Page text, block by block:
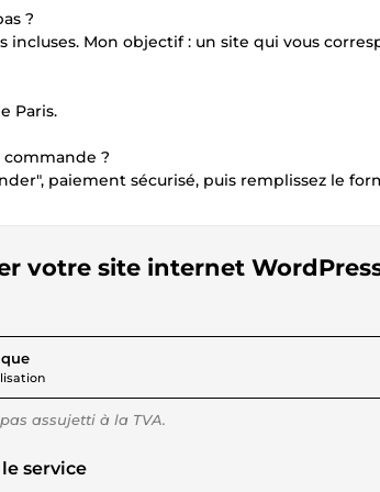
?
incluses. Mon objectif : un site qui vous
Paris.
?
paiement sécurisé, puis remplissez le
votre site internet
pour 520,25 $US
assujetti à la TVA.
service